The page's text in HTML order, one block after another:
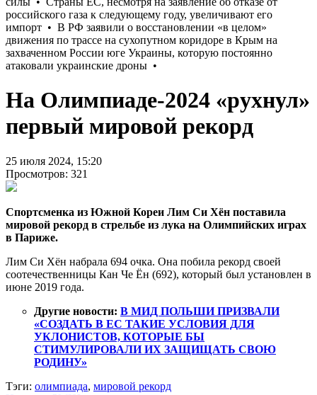
На Олимпиаде-2024 «рухнул»
первый мировой рекорд
25 июля 2024, 15:20
Просмотров: 321
Спортсменка из Южной Кореи Лим Си Хён поставила
мировой рекорд в стрельбе из лука на Олимпийских играх
в Париже.
Лим Си Хён набрала 694 очка. Она побила рекорд своей
соотечественницы Кан Че Ён (692), который был установлен в
июне 2019 года.
Другие новости: В МИД ПОЛЬШИ ПРИЗВАЛИ
«СОЗДАТЬ В ЕС ТАКИЕ УСЛОВИЯ ДЛЯ
УКЛОНИСТОВ, КОТОРЫЕ БЫ
СТИМУЛИРОВАЛИ ИХ ЗАЩИЩАТЬ СВОЮ
РОДИНУ»
Тэги: олимпиада, мировой рекорд